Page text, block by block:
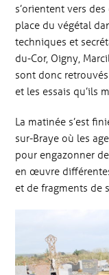
s’orientent vers
place du végétal
techniques et
du-Cor, Oigny,
sont donc
et les essais qu’ils
La matinée s’est
sur-Braye où les
pour engazonner
en œuvre
et de fragments de